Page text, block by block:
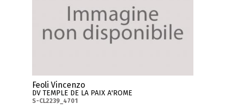
Feoli Vincenzo
DV TEMPLE DE LA PAIX A'ROME
S-CL2239_4701